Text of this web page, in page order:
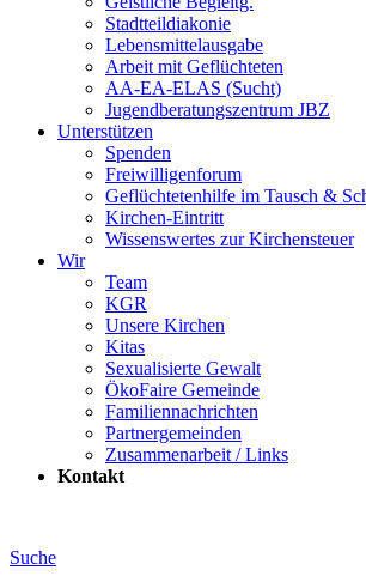
Stadtteildiakonie
Lebensmittelausgabe
Arbeit mit Geflüchteten
AA-EA-ELAS (Sucht)
Jugendberatungs­zentrum JBZ
Unterstützen
Spenden
Freiwilligenforum
Geflüchtetenhilfe im Tausch &
Kirchen-Eintritt
Wissenswertes zur Kirchensteuer
Wir
Team
KGR
Unsere Kirchen
Kitas
Sexualisierte Gewalt
ÖkoFaire Gemeinde
Familiennachrichten
Partnergemeinden
Zusammenarbeit / Links
Kontakt
Suche